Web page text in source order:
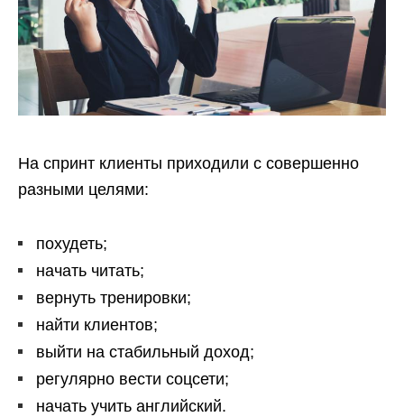
На спринт клиенты приходили с совершенно
разными целями:
похудеть;
начать читать;
вернуть тренировки;
найти клиентов;
выйти на стабильный доход;
регулярно вести соцсети;
начать учить английский.